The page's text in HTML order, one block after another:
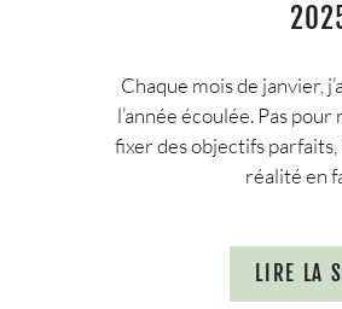
Chaque mois de janvier,
l’année écoulée. Pas
fixer des objectifs
réalité en
LIRE LA